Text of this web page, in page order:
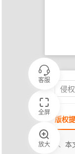
客服
全屏
放大
侵
版权
1、